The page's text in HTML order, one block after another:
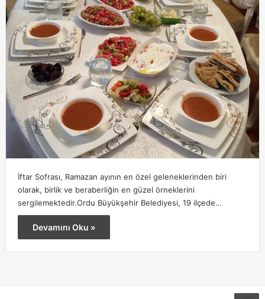
İftar Sofrası, Ramazan ayının en özel geleneklerinden biri
olarak, birlik ve beraberliğin en güzel örneklerini
sergilemektedir.Ordu Büyükşehir Belediyesi, 19 ilçede…
Devamını Oku »